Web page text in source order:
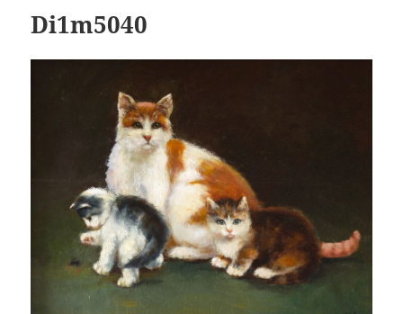
Di1m5040